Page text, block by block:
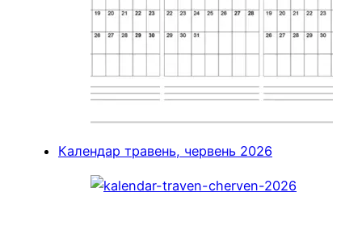
Календар травень, червень 2026